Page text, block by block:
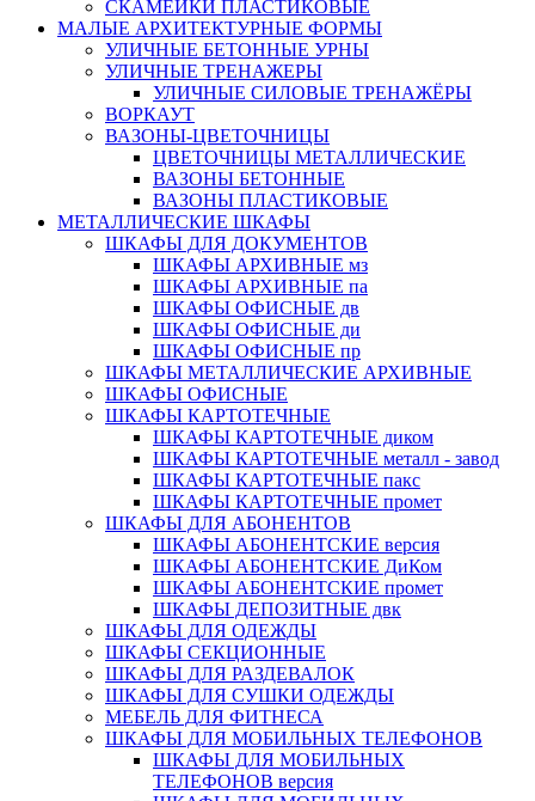
СКАМЕЙКИ ПЛАСТИКОВЫЕ
МАЛЫЕ АРХИТЕКТУРНЫЕ ФОРМЫ
УЛИЧНЫЕ БЕТОННЫЕ УРНЫ
УЛИЧНЫЕ ТРЕНАЖЕРЫ
УЛИЧНЫЕ СИЛОВЫЕ ТРЕНАЖЁРЫ
ВОРКАУТ
ВАЗОНЫ-ЦВЕТОЧНИЦЫ
ЦВЕТОЧНИЦЫ МЕТАЛЛИЧЕСКИЕ
ВАЗОНЫ БЕТОННЫЕ
ВАЗОНЫ ПЛАСТИКОВЫЕ
МЕТАЛЛИЧЕСКИЕ ШКАФЫ
ШКАФЫ ДЛЯ ДОКУМЕНТОВ
ШКАФЫ АРХИВНЫЕ мз
ШКАФЫ АРХИВНЫЕ па
ШКАФЫ ОФИСНЫЕ дв
ШКАФЫ ОФИСНЫЕ ди
ШКАФЫ ОФИСНЫЕ пр
ШКАФЫ МЕТАЛЛИЧЕСКИЕ АРХИВНЫЕ
ШКАФЫ ОФИСНЫЕ
ШКАФЫ КАРТОТЕЧНЫЕ
ШКАФЫ КАРТОТЕЧНЫЕ диком
ШКАФЫ КАРТОТЕЧНЫЕ металл - завод
ШКАФЫ КАРТОТЕЧНЫЕ пакс
ШКАФЫ КАРТОТЕЧНЫЕ промет
ШКАФЫ ДЛЯ АБОНЕНТОВ
ШКАФЫ АБОНЕНТСКИЕ версия
ШКАФЫ АБОНЕНТСКИЕ ДиКом
ШКАФЫ АБОНЕНТСКИЕ промет
ШКАФЫ ДЕПОЗИТНЫЕ двк
ШКАФЫ ДЛЯ ОДЕЖДЫ
ШКАФЫ СЕКЦИОННЫЕ
ШКАФЫ ДЛЯ РАЗДЕВАЛОК
ШКАФЫ ДЛЯ СУШКИ ОДЕЖДЫ
МЕБЕЛЬ ДЛЯ ФИТНЕСА
ШКАФЫ ДЛЯ МОБИЛЬНЫХ ТЕЛЕФОНОВ
ШКАФЫ ДЛЯ МОБИЛЬНЫХ
ТЕЛЕФОНОВ версия